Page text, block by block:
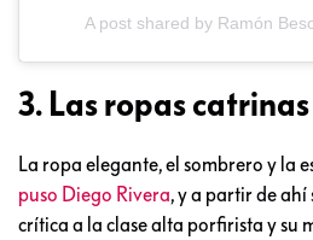
A post shared by Ramón
3. Las ropas catrinas
La ropa elegante, el sombrero y la
puso Diego Rivera, y a partir de
crítica a la clase alta porfirista y su